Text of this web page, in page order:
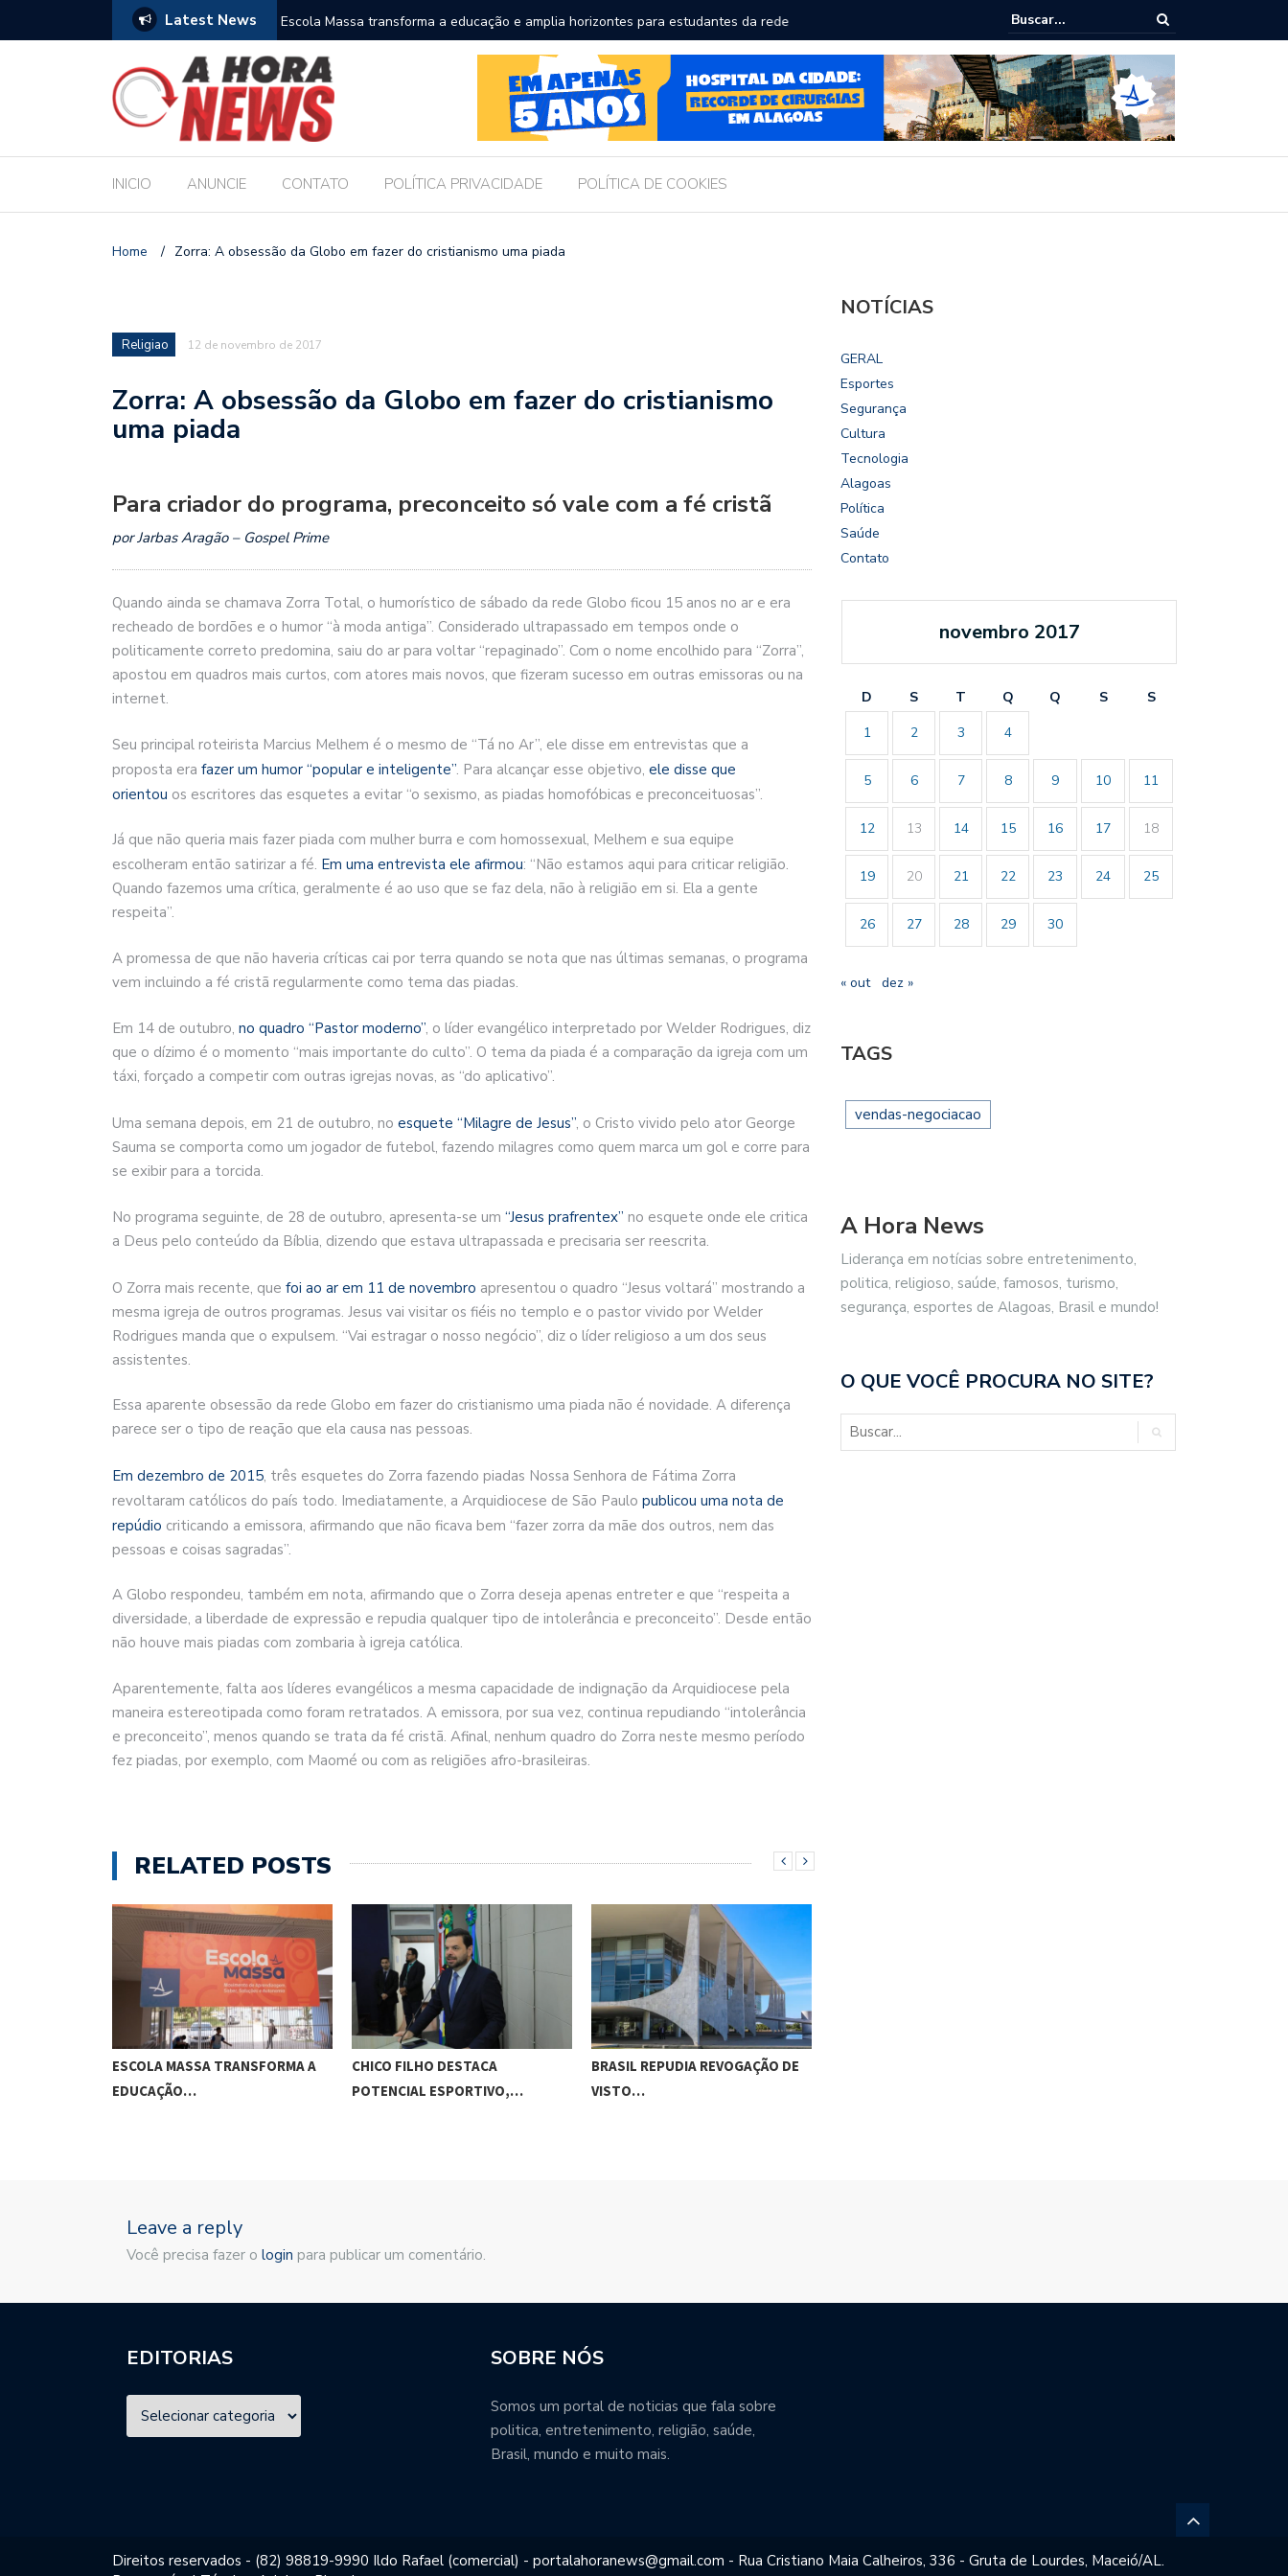
Latest News
escolares e sanciona jornada de 30 horas
Escola Massa transforma a educação e amplia horizontes para estudantes da rede
pública de Maceió
Chico Filho destaca potencial esportivo, turístico e econômico da Maratona
Internacional de Maceió
INICIO ANUNCIE CONTATO POLÍTICA PRIVACIDADE POLÍTICA DE COOKIES
Home / Zorra: A obsessão da Globo em fazer do cristianismo uma piada
Religiao 12 de novembro de 2017
Zorra: A obsessão da Globo em fazer do cristianismo
uma piada
Para criador do programa, preconceito só vale com a fé cristã
por Jarbas Aragão – Gospel Prime
Quando ainda se chamava Zorra Total, o humorístico de sábado da rede Globo ficou 15 anos no ar e era
recheado de bordões e o humor “à moda antiga”. Considerado ultrapassado em tempos onde o
politicamente correto predomina, saiu do ar para voltar “repaginado”. Com o nome encolhido para “Zorra”,
apostou em quadros mais curtos, com atores mais novos, que fizeram sucesso em outras emissoras ou na
internet.
Seu principal roteirista Marcius Melhem é o mesmo de “Tá no Ar”, ele disse em entrevistas que a
proposta era fazer um humor “popular e inteligente”. Para alcançar esse objetivo, ele disse que
orientou os escritores das esquetes a evitar “o sexismo, as piadas homofóbicas e preconceituosas”.
Já que não queria mais fazer piada com mulher burra e com homossexual, Melhem e sua equipe
escolheram então satirizar a fé. Em uma entrevista ele afirmou: “Não estamos aqui para criticar religião.
Quando fazemos uma crítica, geralmente é ao uso que se faz dela, não à religião em si. Ela a gente
respeita”.
A promessa de que não haveria críticas cai por terra quando se nota que nas últimas semanas, o programa
vem incluindo a fé cristã regularmente como tema das piadas.
Em 14 de outubro, no quadro “Pastor moderno”, o líder evangélico interpretado por Welder Rodrigues, diz
que o dízimo é o momento “mais importante do culto”. O tema da piada é a comparação da igreja com um
táxi, forçado a competir com outras igrejas novas, as “do aplicativo”.
Uma semana depois, em 21 de outubro, no esquete “Milagre de Jesus”, o Cristo vivido pelo ator George
Sauma se comporta como um jogador de futebol, fazendo milagres como quem marca um gol e corre para
se exibir para a torcida.
No programa seguinte, de 28 de outubro, apresenta-se um “Jesus prafrentex” no esquete onde ele critica
a Deus pelo conteúdo da Bíblia, dizendo que estava ultrapassada e precisaria ser reescrita.
O Zorra mais recente, que foi ao ar em 11 de novembro apresentou o quadro “Jesus voltará” mostrando a
mesma igreja de outros programas. Jesus vai visitar os fiéis no templo e o pastor vivido por Welder
Rodrigues manda que o expulsem. “Vai estragar o nosso negócio”, diz o líder religioso a um dos seus
assistentes.
Essa aparente obsessão da rede Globo em fazer do cristianismo uma piada não é novidade. A diferença
parece ser o tipo de reação que ela causa nas pessoas.
Em dezembro de 2015, três esquetes do Zorra fazendo piadas Nossa Senhora de Fátima Zorra
revoltaram católicos do país todo. Imediatamente, a Arquidiocese de São Paulo publicou uma nota de
repúdio criticando a emissora, afirmando que não ficava bem “fazer zorra da mãe dos outros, nem das
pessoas e coisas sagradas”.
A Globo respondeu, também em nota, afirmando que o Zorra deseja apenas entreter e que “respeita a
diversidade, a liberdade de expressão e repudia qualquer tipo de intolerância e preconceito”. Desde então
não houve mais piadas com zombaria à igreja católica.
Aparentemente, falta aos líderes evangélicos a mesma capacidade de indignação da Arquidiocese pela
maneira estereotipada como foram retratados. A emissora, por sua vez, continua repudiando “intolerância
e preconceito”, menos quando se trata da fé cristã. Afinal, nenhum quadro do Zorra neste mesmo período
fez piadas, por exemplo, com Maomé ou com as religiões afro-brasileiras.
RELATED POSTS
ESCOLA MASSA TRANSFORMA A
EDUCAÇÃO…
CHICO FILHO DESTACA
POTENCIAL ESPORTIVO,…
BRASIL REPUDIA REVOGAÇÃO DE
VISTO…
NOTÍCIAS
GERAL
Esportes
Segurança
Cultura
Tecnologia
Alagoas
Política
Saúde
Contato
novembro 2017
D S T Q Q S
S
1
2 3 4
5 6 7 8 9 10 11
12 13 14 15 16 17 18
19 20 21 22 23 24 25
26 27 28 29 30
« out dez »
TAGS
vendas-negociacao
A Hora News
Liderança em notícias sobre entretenimento,
politica, religioso, saúde, famosos, turismo,
segurança, esportes de Alagoas, Brasil e mundo!
O QUE VOCÊ PROCURA NO SITE?
Leave a reply
Você precisa fazer o login para publicar um comentário.
EDITORIAS SOBRE NÓS
Somos um portal de noticias que fala sobre
politica, entretenimento, religião, saúde,
Brasil, mundo e muito mais.
Direitos reservados - (82) 98819-9990 Ildo Rafael (comercial) - portalahoranews@gmail.com - Rua Cristiano Maia Calheiros, 336 - Gruta de Lourdes, Maceió/AL.